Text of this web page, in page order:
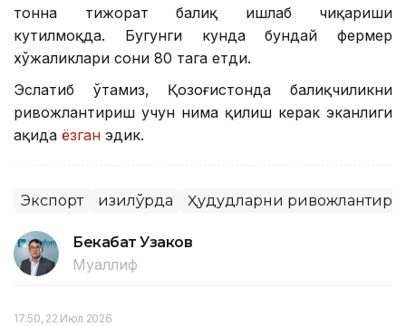
тонна тижорат балиқ ишлаб чиқариши
кутилмоқда. Бугунги кунда бундай фермер
хўжаликлари сони 80 тага етди.
Эслатиб ўтамиз, Қозоғистонда балиқчиликни
ривожлантириш учун нима қилиш керак эканлиги
ҳақида ёзган эдик.
Экспорт Қизилўрда Ҳудудларни
Бекабат Узаков
Муаллиф
17:50, 22 Июл 2026